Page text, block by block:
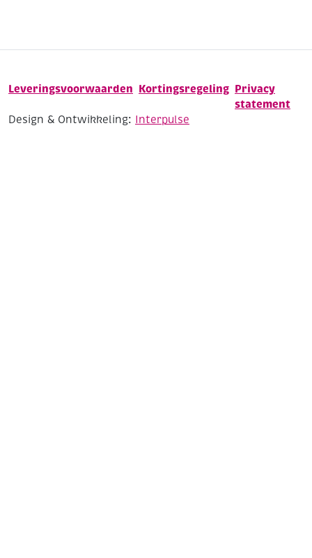
Leveringsvoorwaarden Kortingsregeling Privacy
statement
Design & Ontwikkeling: Interpulse